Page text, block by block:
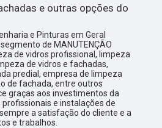
e outras opções do
e Pinturas em Geral
de MANUTENÇÃO
de vidros profissional, limpeza
de vidros e fachadas,
predial, empresa de limpeza
de fachada, entre outros
graças aos investimentos da
e instalações de
a satisfação do cliente e a
e trabalhos.